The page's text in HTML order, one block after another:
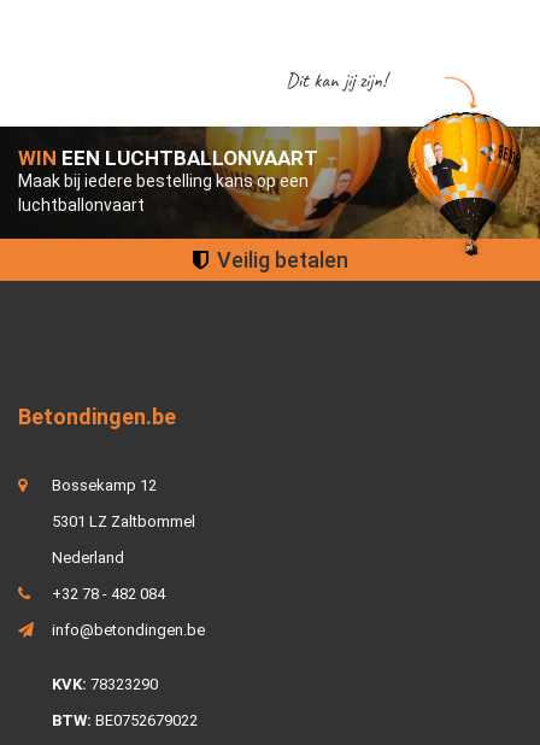
WIN EEN LUCHTBALLONVAART
Maak bij iedere bestelling kans op een
luchtballonvaart
Dit kan jij zijn!
Groot assortiment
Betondingen.be
Bossekamp 12
5301 LZ Zaltbommel
Nederland
+32 78 - 482 084
info@betondingen.be
KVK: 78323290
BTW: BE0752679022